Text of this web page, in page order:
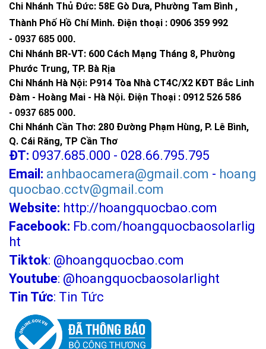
Chi Nhánh Thủ Đức: 58E Gò Dưa, Phường Tam Bình ,
Thành Phố Hồ Chí Minh. Điện thoại : 0906 359 992
- 0937 685 000.
Chi Nhánh BR-VT: 600 Cách Mạng Tháng 8, Phường
Phước Trung, TP. Bà Rịa
Chi Nhánh Hà Nội: P914 Tòa Nhà CT4C/X2 KĐT Bắc Linh
Đàm - Hoàng Mai - Hà Nội. Điện Thoại : 0912 526 586
- 0937 685 000.
Chi Nhánh Cần Thơ: 280 Đường Phạm Hùng, P. Lê Bình,
Q. Cái Răng, TP Cần Thơ
ĐT: 0937.685.000 - 028.66.795.795
Email: anhbaocamera@gmail.com - hoang
quocbao.cctv@gmail.com
Website: http://hoangquocbao.com
Facebook: Fb.com/hoangquocbaosolarlig
ht
Tiktok: @hoangquocbao.com
Youtube: @hoangquocbaosolarlight
Tin Tức: Tin Tức